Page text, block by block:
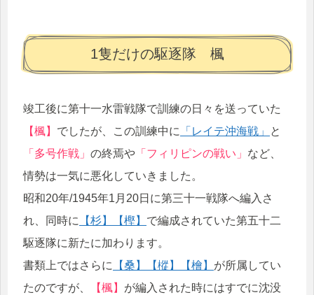
1隻だけの駆逐隊 楓
竣工後に第十一水雷戦隊で訓練の日々を送っていた
【楓】 でしたが、この訓練中に 「レイテ沖海戦」
と
「多号作戦」 の終焉や 「フィリピンの戦い」 など、
情勢は一気に悪化していきました。
昭和20年/1945年1月20日に第三十一戦隊へ編入さ
れ、同時に
【杉】 【樫】 で編成されていた第五十二
駆逐隊に新たに加わります。
書類上ではさらに
【桑】 【樅】 【檜】 が所属してい
たのですが、
【楓】 が編入された時にはすでに沈没